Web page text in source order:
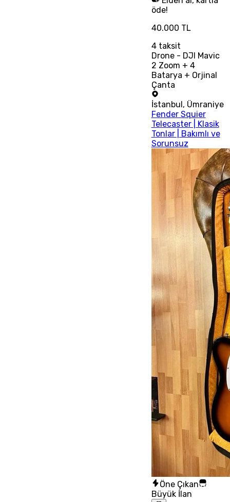
öde!
40.000 TL
4taksit
Drone - DJI Mavic
2 Zoom + 4
Batarya + Orjinal
Çanta
İstanbul, Ümraniye
Fender Squier
Telecaster | Klasik
Tonlar | Bakımlı ve
Sorunsuz
Öne Çıkan
Büyük İlan